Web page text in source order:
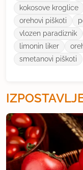
kokosove kroglice
orehovi piškoti
vlozen paradiznik
limonin liker
smetanovi piškoti